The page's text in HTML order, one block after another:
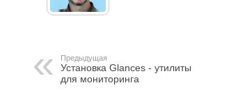
Предыдущая
Установка Glances - утилиты
для мониторинга